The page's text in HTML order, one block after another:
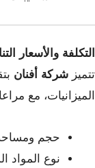
التكلفة والأسعار
تتميز شركة أفنان
الميزانيات، مع
حجم
نوع المواد